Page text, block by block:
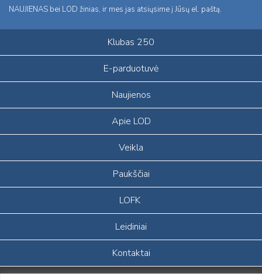
NAUJIENAS bei LOD žinias, ir mes jas atsiųsime į Jūsų el. paštą.
Klubas 250
E-parduotuvė
Naujienos
Apie LOD
Veikla
Paukščiai
LOFK
Leidiniai
Kontaktai